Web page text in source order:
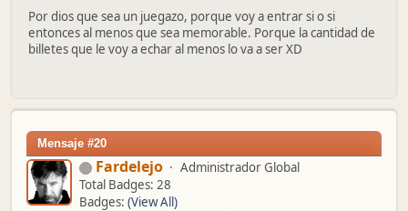
Por dios que sea un juegazo, porque voy a entrar si o si
entonces al menos que sea memorable. Porque la cantidad de
billetes que le voy a echar al menos lo va a ser XD
Mensaje #20
Fardelejo
Administrador Global
Total Badges: 28
Badges: (View All)